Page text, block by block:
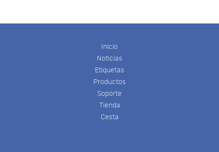
Inicio
Noticias
Etiquetas
Productos
Soporte
Tienda
Cesta